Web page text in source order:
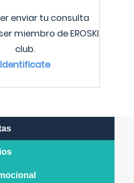
enviar tu consulta
miembro de EROSKI
club.
Identificate